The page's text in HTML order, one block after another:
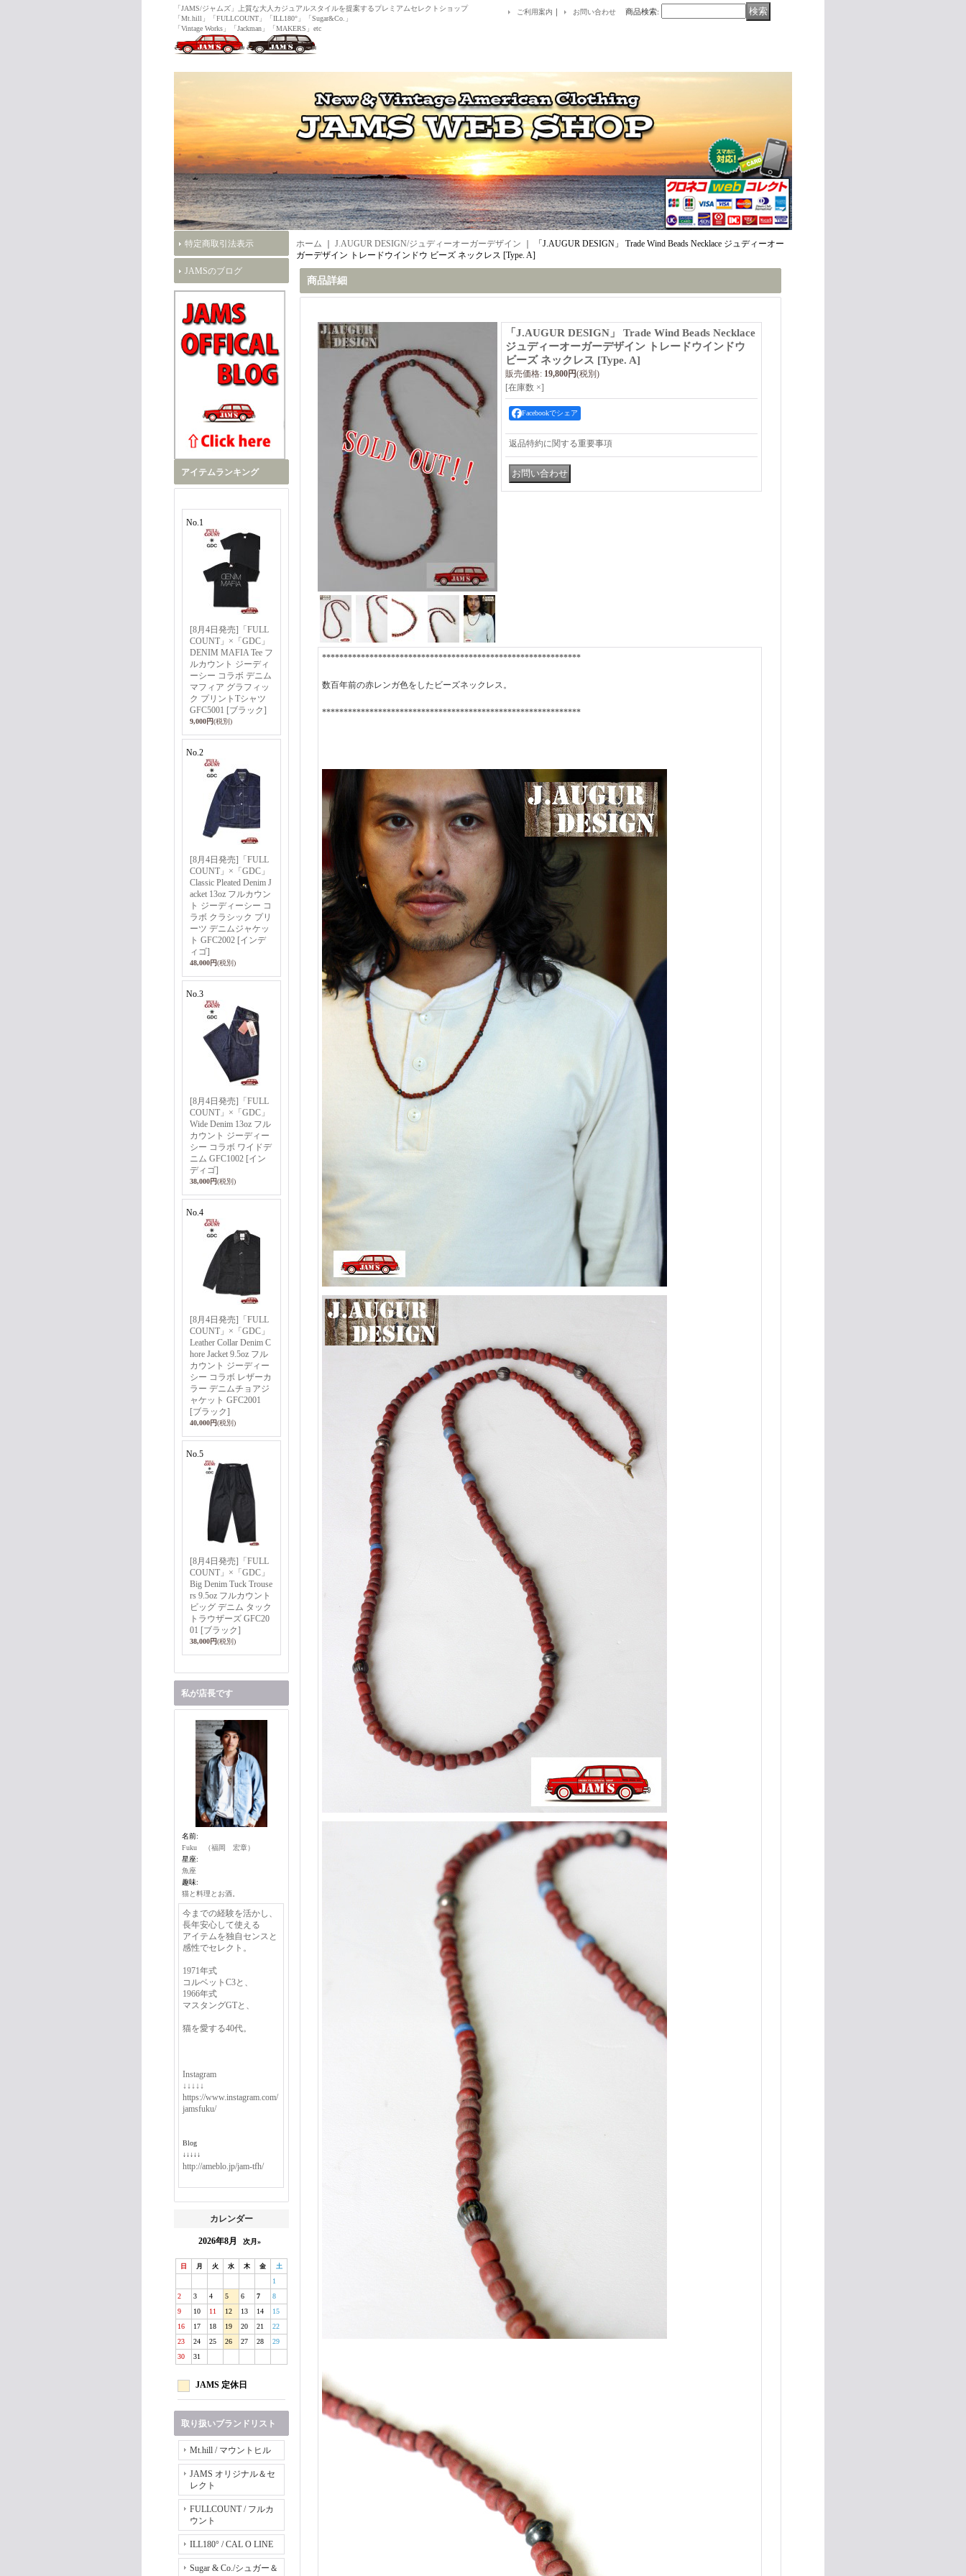
「JAMS/ジャムズ」上質な大人カジュアルスタイルを提案するプレミアムセレクトショップ
「Mt.hill」「FULLCOUNT」「ILL180°」「Sugar&Co.」
「Vintage Works」「Jackman」「MAKERS」etc
ご利用案内 ｜ お問い合わせ 商品検索:
特定商取引法表示
JAMSのブログ
アイテムランキング
No.1
[8月4日発売]「FULL
COUNT」×「GDC」
DENIM MAFIA Tee フ
ルカウント ジーディ
ーシー コラボ デニム
マフィア グラフィッ
ク プリントTシャツ
GFC5001 [ブラック]
9,000円(税別)
No.2
[8月4日発売]「FULL
COUNT」×「GDC」
Classic Pleated Denim J
acket 13oz フルカウン
ト ジーディーシー コ
ラボ クラシック プリ
ーツ デニムジャケッ
ト GFC2002 [インデ
ィゴ]
48,000円(税別)
No.3
[8月4日発売]「FULL
COUNT」×「GDC」
Wide Denim 13oz フル
カウント ジーディー
シー コラボ ワイドデ
ニム GFC1002 [イン
ディゴ]
38,000円(税別)
No.4
[8月4日発売]「FULL
COUNT」×「GDC」
Leather Collar Denim C
hore Jacket 9.5oz フル
カウント ジーディー
シー コラボ レザーカ
ラー デニムチョアジ
ャケット GFC2001
[ブラック]
40,000円(税別)
No.5
[8月4日発売]「FULL
COUNT」×「GDC」
Big Denim Tuck Trouse
rs 9.5oz フルカウント
ビッグ デニム タック
トラウザーズ GFC20
01 [ブラック]
38,000円(税別)
私が店長です
名前:
Fuku （福岡 宏章）
星座:
魚座
趣味:
猫と料理とお酒。
今までの経験を活かし、
長年安心して使える
アイテムを独自センスと
感性でセレクト。
1971年式
コルベットC3と、
1966年式
マスタングGTと、
猫を愛する40代。
Instagram
↓↓↓↓↓
https://www.instagram.com/
jamsfuku/
Blog
↓↓↓↓↓
http://ameblo.jp/jam-tfh/
カレンダー
2026年8月 次月»
日 月 火 水 木 金 土
1
2
3 4 5 6 7
8
9
10 11 12 13 14
15
16
17 18 19 20 21
22
23
24 25 26 27 28
29
30
31
JAMS 定休日
取り扱いブランドリスト
Mt.hill / マウントヒル
JAMS オリジナル＆セ
レクト
FULLCOUNT / フルカ
ウント
ILL180° / CAL O LINE
Sugar & Co./シュガー＆
ホーム J.AUGUR DESIGN/ジュディーオーガーデザイン
「J.AUGUR DESIGN」 Trade Wind Beads Necklace ジュディーオー
ガーデザイン トレードウインドウ ビーズ ネックレス [Type. A]
商品詳細
「J.AUGUR DESIGN」 Trade Wind Beads Necklace
ジュディーオーガーデザイン トレードウインドウ
ビーズ ネックレス [Type. A]
販売価格: 19,800円(税別)
[在庫数 ×]
Facebookでシェア
返品特約に関する重要事項
************************************************************
数百年前の赤レンガ色をしたビーズネックレス。
************************************************************